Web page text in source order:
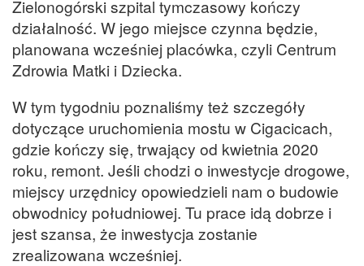
Zielonogórski szpital tymczasowy kończy
działalność. W jego miejsce czynna będzie,
planowana wcześniej placówka, czyli Centrum
Zdrowia Matki i Dziecka.
W tym tygodniu poznaliśmy też szczegóły
dotyczące uruchomienia mostu w Cigacicach,
gdzie kończy się, trwający od kwietnia 2020
roku, remont. Jeśli chodzi o inwestycje drogowe,
miejscy urzędnicy opowiedzieli nam o budowie
obwodnicy południowej. Tu prace idą dobrze i
jest szansa, że inwestycja zostanie
zrealizowana wcześniej.